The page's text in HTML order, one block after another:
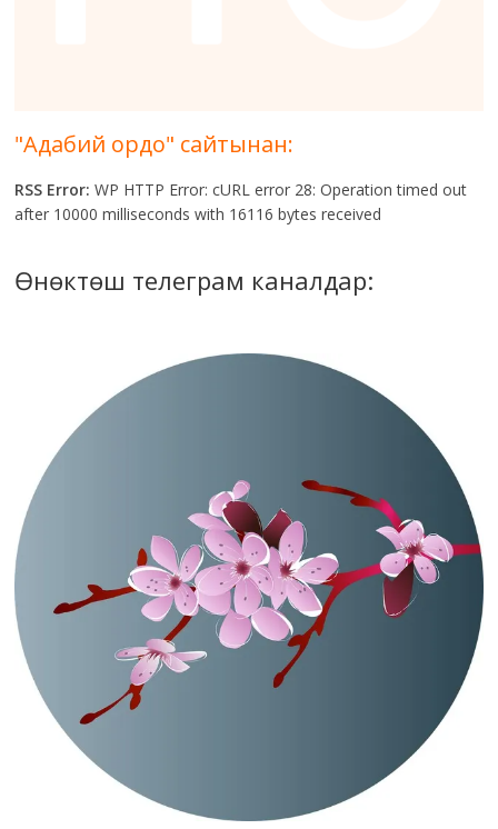
"Адабий ордо" сайтынан:
RSS Error: WP HTTP Error: cURL error 28: Operation timed out
after 10000 milliseconds with 16116 bytes received
Өнөктөш телеграм каналдар: